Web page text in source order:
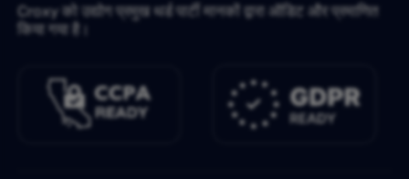
Croxy को उद्योग प्रमुख थर्ड पार्टी मानकों द्वारा ऑडिट और प्रमाणित
किया गया है।